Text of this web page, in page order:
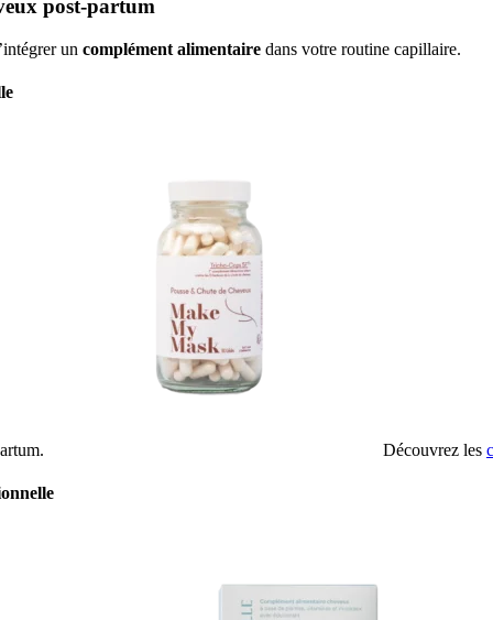
post-partum
un complément alimentaire dans votre routine capillaire.
Découvrez les